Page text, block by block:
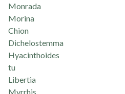
Monrada
Morina
Chion
Dichelostemma
Hyacinthoides
tu
Libertia
Myrrhis